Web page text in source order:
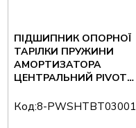
ПІДШИПНИК ОПОРНОЇ
ТАРІЛКИ ПРУЖИНИ
АМОРТИЗАТОРА
ЦЕНТРАЛЬНИЙ PIVOT
PWSHTBT03001
Код:8-PWSHTBT03001